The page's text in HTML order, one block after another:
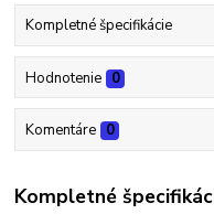
Kompletné špecifikácie
Hodnotenie 0
Komentáre 0
Kompletné